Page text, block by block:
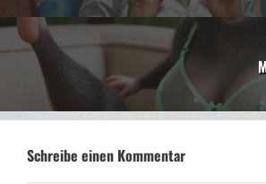
Schreibe einen Kommentar